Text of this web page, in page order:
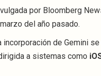
por Bloomberg
del año pasado.
de Gemini
a sistemas como